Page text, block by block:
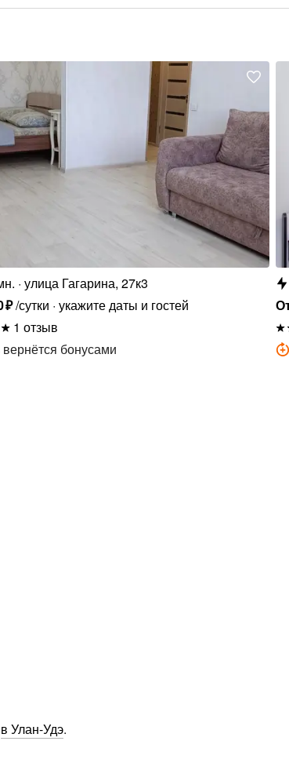
улица Гагарина, 27к3
₽/сутки укажите даты и гостей
1 отзыв
вернётся бонусами
в Улан-Удэ.